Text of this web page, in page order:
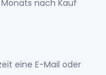
nach Kauf
eine E-Mail oder